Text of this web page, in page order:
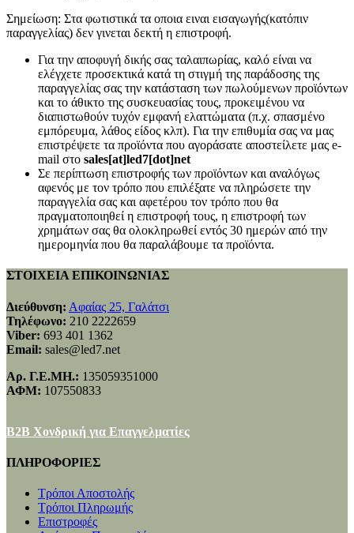
Σημείωση: Στα φωτιστικά τα οποια ειναι εισαγωγής(κατόπιν
παραγγελίας) δεν γινεται δεκτή η επιστροφή.
Για την αποφυγή δικής σας ταλαιπωρίας, καλό είναι να
ελέγχετε προσεκτικά κατά τη στιγμή της παράδοσης της
παραγγελίας σας την κατάσταση των πωλούμενων προϊόντων
και το άθικτο της συσκευασίας τους, προκειμένου να
διαπιστωθούν τυχόν εμφανή ελαττώματα (π.χ. σπασμένο
εμπόρευμα, λάθος είδος κλπ). Για την επιθυμία σας να μας
επιστρέψετε τα προϊόντα που αγοράσατε αποστείλετε μας e-
mail στο sales[at]led7[dot]net
Σε περίπτωση επιστροφής των προϊόντων και αναλόγως
αφενός με τον τρόπο που επιλέξατε να πληρώσετε την
παραγγελία σας και αφετέρου τον τρόπο που θα
πραγματοποιηθεί η επιστροφή τους, η επιστροφή των
χρημάτων σας θα ολοκληρωθεί εντός 30 ημερών από την
ημερομηνία που θα παραλάβουμε τα προϊόντα.
ΣΤΟΙΧΕΙΑ ΕΠΙΚΟΙΝΩΝΙΑΣ
Διεύθυνση: Αφαίας 25, Γαλάτσι
Τηλέφωνο: 210 2222659
Viber: 693 401 1362
Email: sales@led7.net
Αρ. Γ.Ε.ΜΗ.: 135059351000
ΑΦΜ: 107550833
B2B Χονδρική για Επαγγελματίες
ΠΛΗΡΟΦΟΡΙΕΣ
Τρόποι Αποστολής
Τρόποι Πληρωμής
Επιστροφές